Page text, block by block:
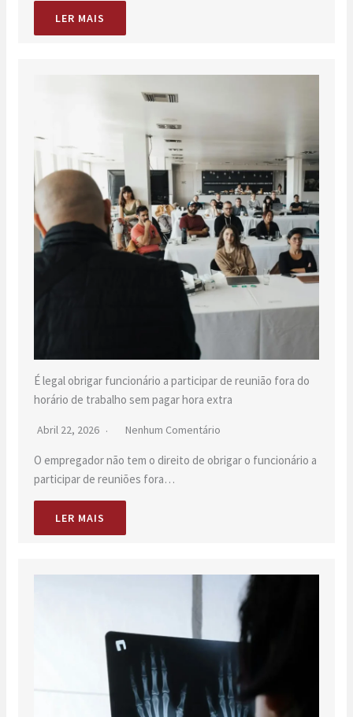
LER MAIS
É legal obrigar funcionário a participar de reunião fora do
horário de trabalho sem pagar hora extra
Abril 22, 2026 Nenhum Comentário
O empregador não tem o direito de obrigar o funcionário a
participar de reuniões fora…
LER MAIS